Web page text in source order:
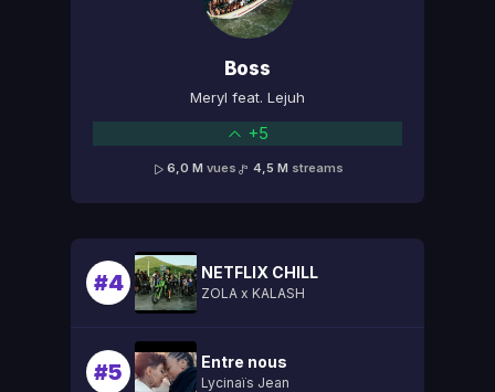
Boss
Meryl feat. Lejuh
+5
6,0 M vues 4,5 M streams
#4 NETFLIX CHILL
ZOLA x KALASH
#5 Entre nous
Lycinaïs Jean